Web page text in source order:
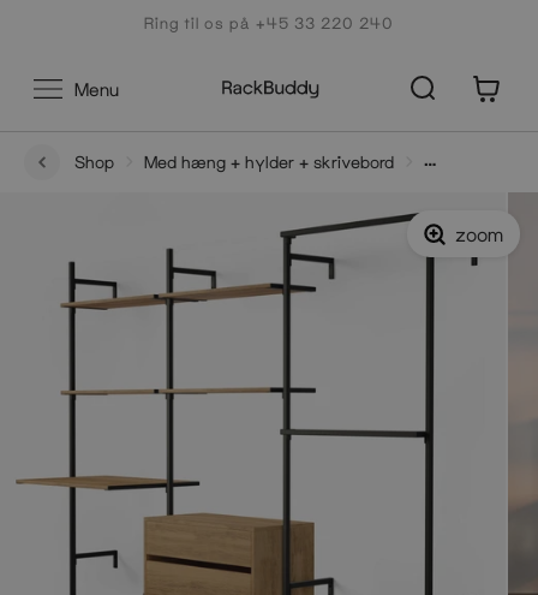
Ring til os på +45 33 220 240
Menu
Shop
Med hæng + hylder + skrivebord
skrivebord / 2 hylder + 1 kommode / 2 bøjlestænger)
zoom